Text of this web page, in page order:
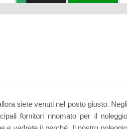
siete venuti nel posto giusto. Negli
fornitori rinomato per il noleggio